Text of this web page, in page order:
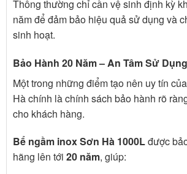
Thông thường chỉ cần vệ sinh định kỳ
năm để đảm bảo hiệu quả sử dụng và
sinh hoạt.
Bảo Hành 20 Năm – An Tâm Sử
Một trong những điểm tạo nên uy tín của
Hàchính là chính sách bảo hành rõ
cho khách hàng.
Bể ngầm inox Sơn Hà 1000Lđược
hãng lên tới 20 năm, giúp: